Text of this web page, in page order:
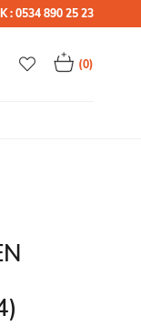
: 0534 890 25 23
0